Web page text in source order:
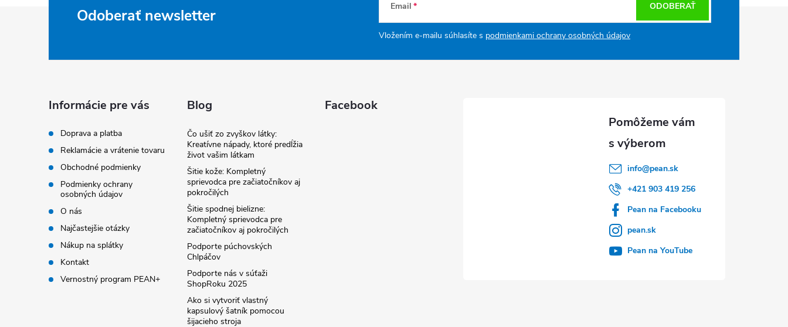
Odoberať newsletter Email
Vložením e-mailu súhlasíte s podmienkami ochrany osobných údajov
ODOBERAŤ
Informácie pre vás
Doprava a platba
Reklamácie a vrátenie tovaru
Obchodné podmienky
Podmienky ochrany
osobných údajov
O nás
Najčastejšie otázky
Nákup na splátky
Kontakt
Vernostný program PEAN+
Blog
Čo ušiť zo zvyškov látky:
Kreatívne nápady, ktoré predĺžia
život vašim látkam
Šitie kože: Kompletný
sprievodca pre začiatočníkov aj
pokročilých
Šitie spodnej bielizne:
Kompletný sprievodca pre
začiatočníkov aj pokročilých
Podporte púchovských
Chlpáčov
Podporte nás v súťaži
ShopRoku 2025
Ako si vytvoriť vlastný
kapsulový šatník pomocou
šijacieho stroja
Facebook
info@pean.sk
+421 903 419 256
Pean na Facebooku
pean.sk
Pean na YouTube